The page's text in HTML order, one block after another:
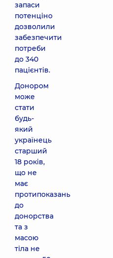
запаси
потенціно
дозволили
забезпечити
потреби
до 340
пацієнтів.
Донором
може
стати
будь-
який
українець
старший
18 років,
що не
має
протипоказань
до
донорства
та з
масою
тіла не